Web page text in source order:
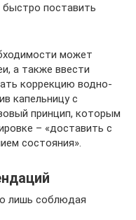
поставить
может
а также ввести
коррекцию водно-
капельницу с
принцип, которым
– «доставить с
состояния».
лишь соблюдая